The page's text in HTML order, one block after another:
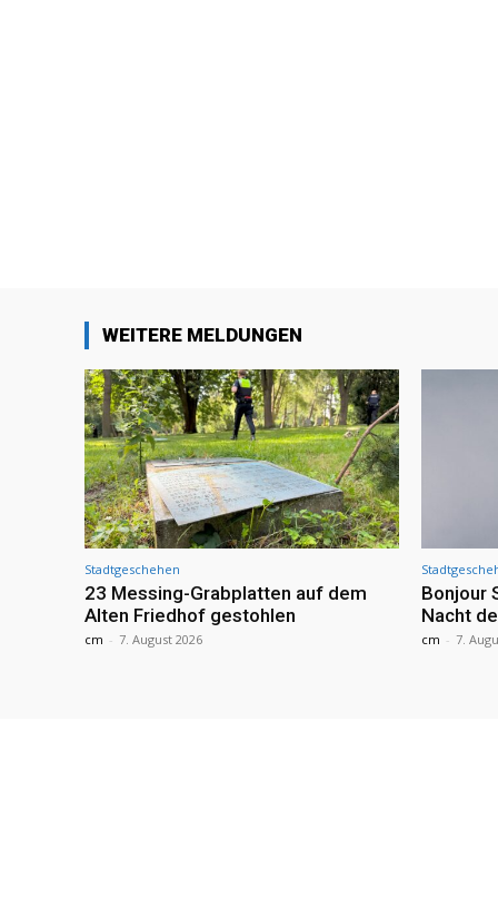
WEITERE MELDUNGEN
Stadtgeschehen
23 Messing-Grabplatten auf dem
Alten Friedhof gestohlen
cm - 7. August 2026
Bonjour
Nacht
cm - 7.